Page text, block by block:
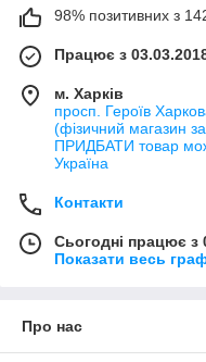
98% позитивних з 142
Працює з
м. Харків
просп. Героїв
(фізичний магазин
ПРИДБАТИ товар
Україна
Контакти
Сьогодні працює з
Показати весь
Про нас